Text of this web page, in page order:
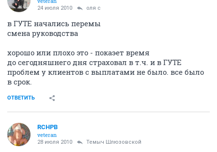
24 июля 2010 оля с
в ГУТЕ начались перемы
смена руководства
хорошо или плохо это - покаэет время
до сегодняшнего дня страховал в т.ч. и в ГУТЕ
проблем у клиентов с выплатами не было. все было
в срок.
ОТВЕТИТЬ
RCHPB
veteran
28 июля 2010 Темыч Шлюзовской